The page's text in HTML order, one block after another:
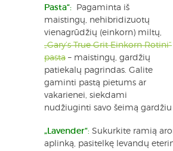
Pasta“:
Pagaminta iš
maistingų, nehibridizuotų
vienagrūdžių (einkorn) miltų,
„Gary’s True Grit Einkorn Rotini“
pasta – maistingų, gardžių
patiekalų pagrindas. Galite
gaminti pastą pietums ar
vakarienei, siekdami
nudžiuginti savo šeimą gardžiu
„Lavender“: Sukurkite ramią
aplinką, pasitelkę levandų